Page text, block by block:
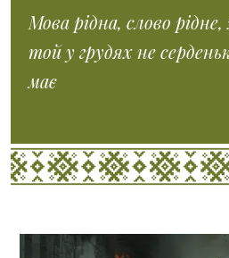
Мова рідна, слово
той у грудях не
має